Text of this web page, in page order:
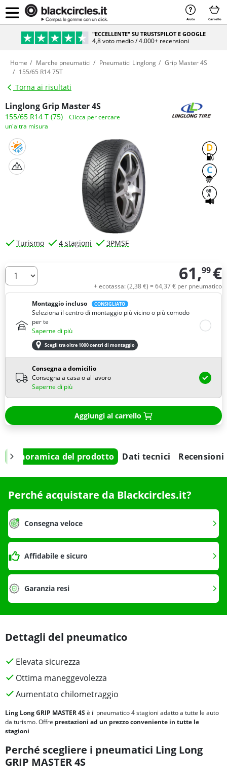
Aiuto Carrello
"ECCELLENTE" SU TRUSTSPILOT E GOOGLE
4,8 voto medio / 4.000+ recensioni
Home Marche pneumatici Pneumatici Linglong
Grip Master 4S
155/65 R14 75T
Torna ai risultati
Linglong Grip Master 4S
155/65 R14 T (75)
Clicca per cercare
un'altra misura
D
C
68
A
Turismo 4 stagioni 3PMSF
Quantità 61,99 €
+ ecotassa: (2,38€) = 64,37€ per pneumatico
Montaggio incluso
CONSIGLIATO
Seleziona il centro di montaggio più vicino o più comodo
per te
Saperne di più
Scegli tra oltre 1000 centri di montaggio
Consegna a domicilio
Consegna a casa o al lavoro
Saperne di più
Aggiungi al carrello
Panoramica del prodotto Dati tecnici Recensioni
Perché acquistare da Blackcircles.it?
Consegna veloce
Affidabile e sicuro
Garanzia resi
Dettagli del pneumatico
Elevata sicurezza
Ottima maneggevolezza
Aumentato chilometraggio
Ling Long GRIP MASTER 4S è il pneumatico 4 stagioni adatto a tutte le auto
da turismo. Offre prestazioni ad un prezzo conveniente in tutte le
stagioni
Perché scegliere i pneumatici Ling Long
GRIP MASTER 4S